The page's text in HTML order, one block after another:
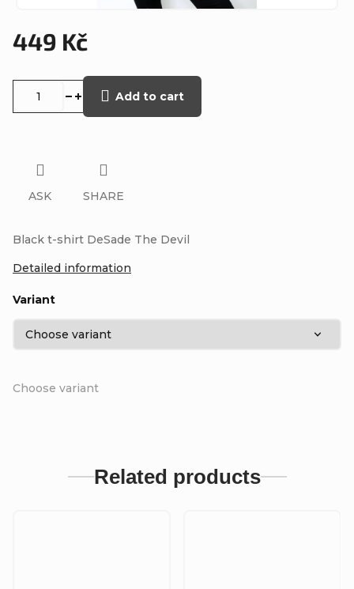
449 Kč
Choose variant
Variant
Add to cart
Black t-shirt DeSade The Devil
Detailed information
ASK SHARE
Related products